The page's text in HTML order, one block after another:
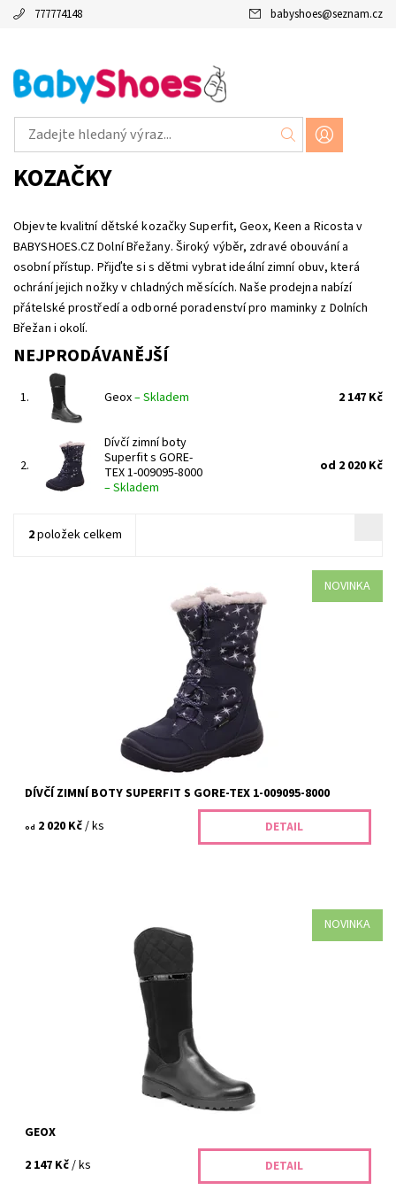
777774148 babyshoes@seznam.cz
KOZAČKY
Objevte kvalitní dětské kozačky Superfit, Geox, Keen a Ricosta v
BABYSHOES.CZ Dolní Břežany. Široký výběr, zdravé obouvání a
osobní přístup. Přijďte si s dětmi vybrat ideální zimní obuv, která
ochrání jejich nožky v chladných měsících. Naše prodejna nabízí
přátelské prostředí a odborné poradenství pro maminky z Dolních
Břežan i okolí.
NEJPRODÁVANĚJŠÍ
1. Geox–Skladem 2 147 Kč
2.
Dívčí zimní boty
Superfit s GORE-
TEX 1-009095-8000
–Skladem
od 2 020 Kč
2položek celkem
NOVINKA
Dívčí zimní boty Superfit 1-000159-0000 s Gore-Tex membránou
jsou ideální volbou pro zdravé obouvání dětí v zimě. Nabízíme
DÍVČÍ ZIMNÍ BOTY SUPERFIT S GORE-TEX 1-009095-8000
od 2 020 Kč/ ks DETAIL
NOVINKA
Vyberte dětské zimní boty Geox, které kombinují prodyšnost a
teplo pro spolehlivé pohodlí v mrazu i na sněhu. V BABYSHOES.CZ
v Dolních Břežanech u...
Skladem
GEOX
2 147 Kč/ ks DETAIL